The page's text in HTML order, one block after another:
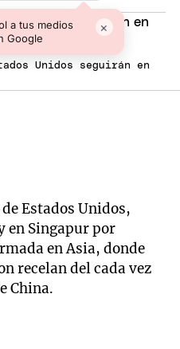
a tus medios
Google
×
Unidos seguirán en
Estados Unidos,
en Singapur por
en Asia, donde
recelan del cada vez
China.